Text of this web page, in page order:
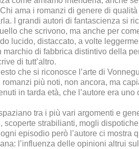
ama i romanzi di genere di
I grandi autori di fantascienza si
che scrivono, ma anche per
lucido, distaccato, a volte
marchio di fabbrica distintivo della
di tutt’altro.
che si riconosce l’arte di
romanzi più noti, non ancora, ma
in tarda età, che l’autore era uno
spaziano tra i più vari argomenti e
scoperte strabilianti, mogli
episodio però l’autore ci mostra
l’influenza delle opinioni altrui